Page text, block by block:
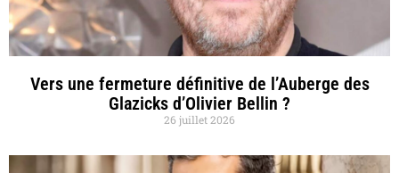
Vers une fermeture définitive de l’Auberge des
Glazicks d’Olivier Bellin ?
26 juillet 2026